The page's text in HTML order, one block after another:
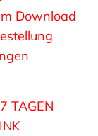
Download
TAGEN